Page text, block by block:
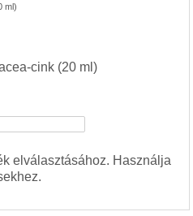
ml)
cink (20 ml)
elválasztásához. Használja